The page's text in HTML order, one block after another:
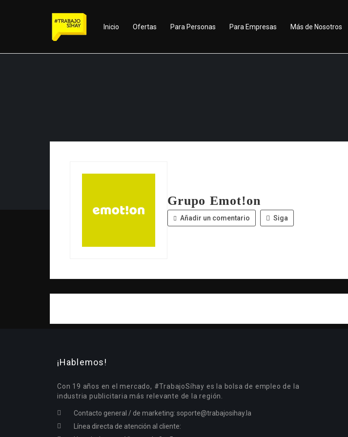
Inicio Ofertas Para Personas Para Empresas Más de Nosotros
Grupo Emot!on
Añadir un comentario Siga
¡Hablemos!
Con 19 años en el mercado, #TrabajoSíhay es la bolsa de empleo de la
industria publicitaria más relevante de la región.
Contacto general / de marketing: soporte@trabajosihay.la
Línea directa de atención al cliente: